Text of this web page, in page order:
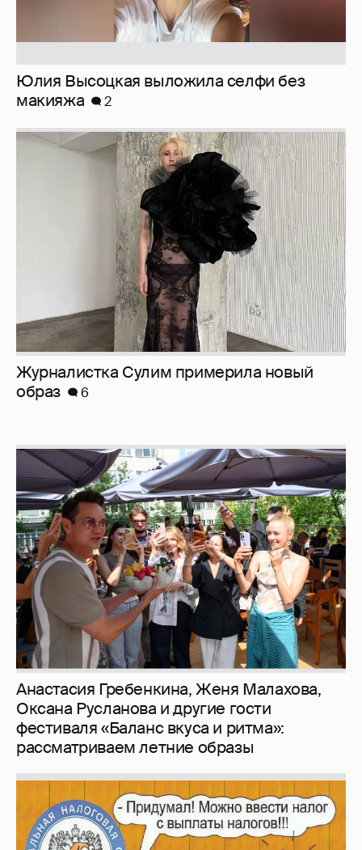
Юлия Высоцкая выложила селфи без
макияжа
2
Журналистка Сулим примерила новый
образ
6
Анастасия Гребенкина, Женя Малахова,
Оксана Русланова и другие гости
фестиваля «Баланс вкуса и ритма»:
рассматриваем летние образы